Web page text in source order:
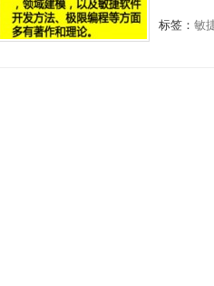
标签： 敏